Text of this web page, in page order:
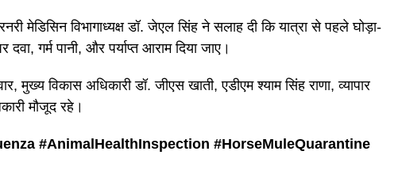
मेडिसिन विभागाध्यक्ष डाॅ. जेएल सिंह ने सलाह दी कि यात्रा से पहले घोड़ा-
गर्म पानी, और पर्याप्त आराम दिया जाए।
मुख्य विकास अधिकारी डाॅ. जीएस खाती, एडीएम श्याम सिंह राणा, व्यापार
मौजूद रहे।
#AnimalHealthInspection #HorseMuleQuarantine